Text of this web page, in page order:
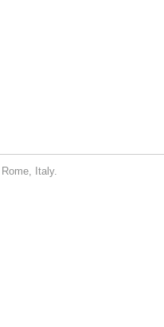
Rome, Italy.